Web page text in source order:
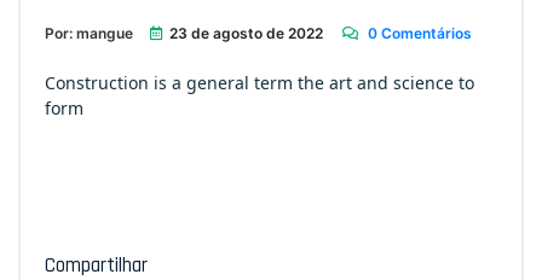
Por: mangue 23 de agosto de 2022 0 Comentários
Construction is a general term the art and science to
form
Compartilhar